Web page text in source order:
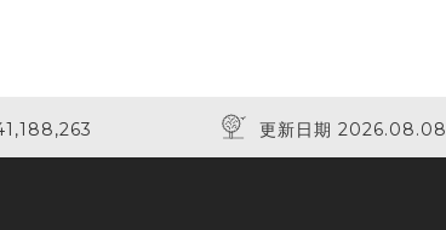
更新日期 2026.08.08